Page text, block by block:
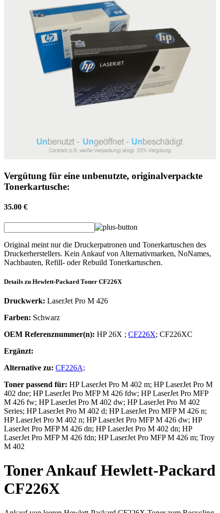
Vergütung für eine unbenutzte, originalverpackte
Tonerkartusche:
35.00 €
Original meint nur die Druckerpatronen und Tonerkartuschen des
Druckerherstellers. Kein Ankauf von Alternativmarken, NoNames,
Nachbauten, Refill- oder Rebuild Tonerkartuschen.
Details zu Hewlett-Packard Toner CF226X
Druckwerk: LaserJet Pro M 426
Farben: Schwarz
OEM Referenznummer(n): HP 26X ; CF226X; CF226XC
Ergänzt:
Alternative zu: CF226A;
Toner passend für: HP LaserJet Pro M 402 m; HP LaserJet Pro M
402 dne; HP LaserJet Pro MFP M 426 fdw; HP LaserJet Pro MFP
M 426 fw; HP LaserJet Pro M 402 dw; HP LaserJet Pro M 402
Series; HP LaserJet Pro M 402 d; HP LaserJet Pro MFP M 426 n;
HP LaserJet Pro M 402 n; HP LaserJet Pro MFP M 426 dw; HP
LaserJet Pro MFP M 426 dn; HP LaserJet Pro M 402 dn; HP
LaserJet Pro MFP M 426 fdn; HP LaserJet Pro MFP M 426 m; Troy
M 402
TonerAnkauf Hewlett-Packard
CF226X